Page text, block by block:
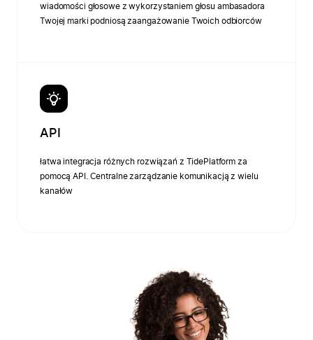
wiadomości głosowe z wykorzystaniem głosu ambasadora
Twojej marki podniosą zaangażowanie Twoich odbiorców
API
łatwa integracja różnych rozwiązań z TidePlatform za
pomocą API. Centralne zarządzanie komunikacją z wielu
kanałów